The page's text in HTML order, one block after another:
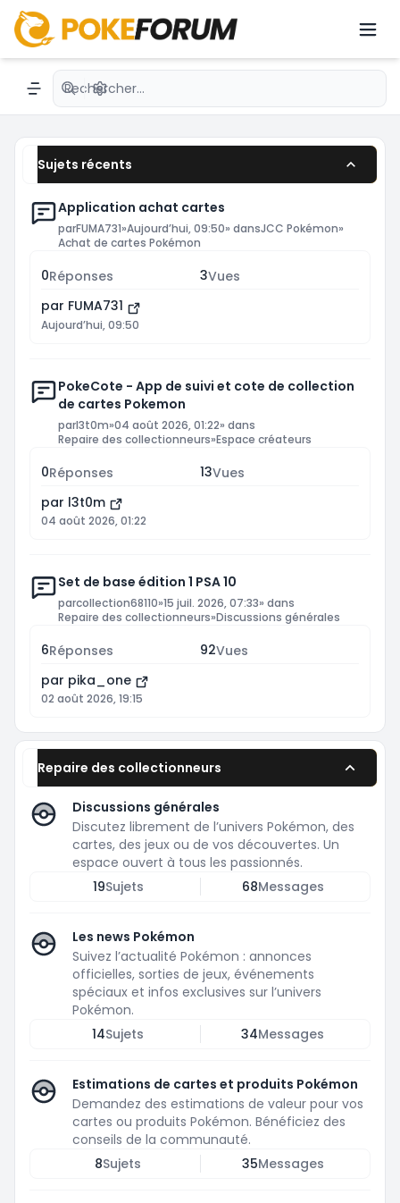
dernières nouveautés avec des passionnés du
JCC.émon avec une communauté active.
Navigation menu
Recherche avancée
Sujets récents
Application achat cartes
parFUMA731»Aujourd’hui, 09:50» dansJCC Pokémon»
Achat de cartes Pokémon
0Réponses 3Vues
par FUMA731
Aujourd’hui, 09:50
PokeCote - App de suivi et cote de collection
de cartes Pokemon
parl3t0m»04 août 2026, 01:22» dans
Repaire des collectionneurs»Espace créateurs
0Réponses 13Vues
par l3t0m
04 août 2026, 01:22
Set de base édition 1 PSA 10
parcollection68110»15 juil. 2026, 07:33» dans
Repaire des collectionneurs»Discussions générales
6Réponses 92Vues
par pika_one
02 août 2026, 19:15
Repaire des collectionneurs
Discussions générales
Discutez librement de l’univers Pokémon, des
cartes, des jeux ou de vos découvertes. Un
espace ouvert à tous les passionnés.
19Sujets 68Messages
Les news Pokémon
Suivez l’actualité Pokémon : annonces
officielles, sorties de jeux, événements
spéciaux et infos exclusives sur l’univers
Pokémon.
14Sujets 34Messages
Estimations de cartes et produits Pokémon
Demandez des estimations de valeur pour vos
cartes ou produits Pokémon. Bénéficiez des
conseils de la communauté.
8Sujets 35Messages